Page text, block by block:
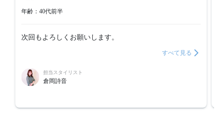
年齢：40代前半
次回もよろしくお願いします。
すべて見る
担当スタイリスト
倉岡詩音